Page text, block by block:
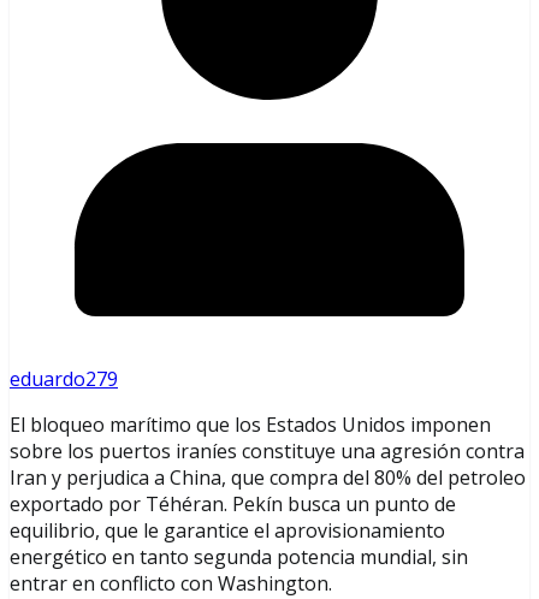
eduardo279
El bloqueo marítimo que los Estados Unidos imponen
sobre los puertos iraníes constituye una agresión contra
Iran y perjudica a China, que compra del 80% del petroleo
exportado por Téhéran. Pekín busca un punto de
equilibrio, que le garantice el aprovisionamiento
energético en tanto segunda potencia mundial, sin
entrar en conflicto con Washington.